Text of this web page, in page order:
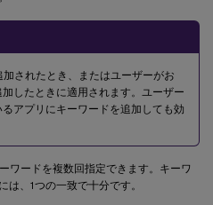
されたとき、またはユーザーがお
したときに適用されます。ユーザー
アプリにキーワードを追加しても効
ワードを複数回指定できます。キーワ
、1つの一致で十分です。